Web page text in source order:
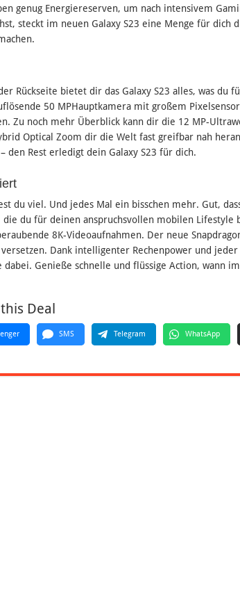
genug Energiereserven, um nach intensivem
steckt im neuen Galaxy S23 eine Menge für dich
Rückseite bietet dir das Galaxy S23 alles, was du
50 MPHauptkamera mit großem
Zu noch mehr Überblick kann dir die 12 MP-
Optical Zoom dir die Welt fast greifbar nah
den Rest erledigt dein Galaxy S23 für dich.
du viel. Und jedes Mal ein bisschen mehr. Gut,
du für deinen anspruchsvollen mobilen Lifestyle
8K-Videoaufnahmen. Der neue
Dank intelligenter Rechenpower und
Genieße schnelle und flüssige Action, wann
Deal
SMS Telegram WhatsApp